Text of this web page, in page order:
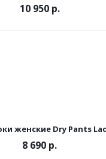
10 950 р.
женские Dry Pants
8 690 р.